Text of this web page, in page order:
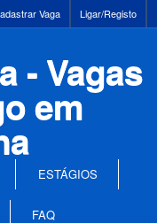
Ligar/Registo
Vaga
ESTÁGIOS
FAQ